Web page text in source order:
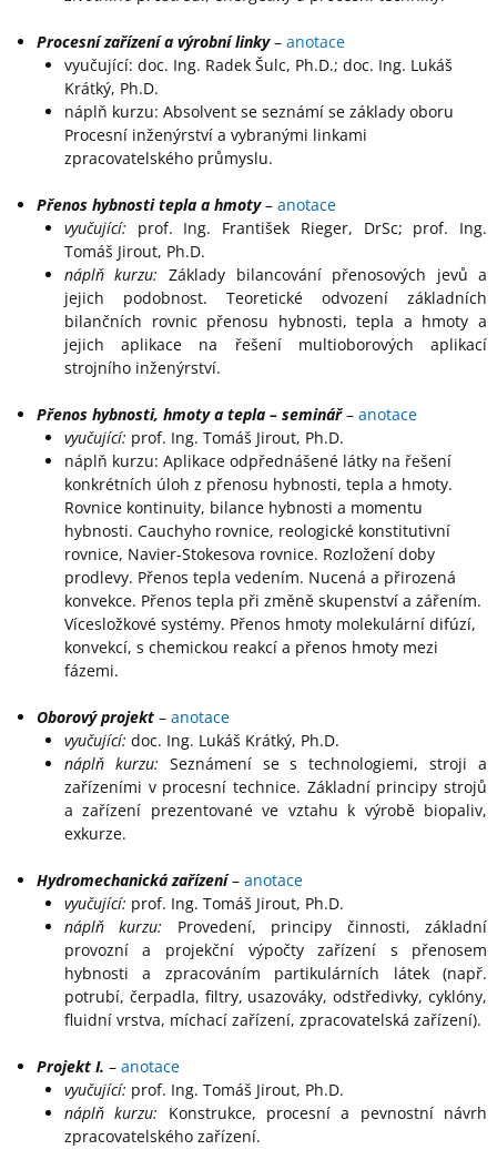
Procesní zařízení a výrobní linky–anotace
vyučující: doc. Ing. Radek Šulc, Ph.D.; doc. Ing. Lukáš
Krátký, Ph.D.
náplň kurzu: Absolvent se seznámí se základy oboru
Procesní inženýrství a vybranými linkami
zpracovatelského průmyslu.
Přenos hybnosti tepla a hmoty–anotace
vyučující: prof. Ing. František Rieger, DrSc; prof. Ing.
Tomáš Jirout, Ph.D.
náplň kurzu: Základy bilancování přenosových jevů a
jejich podobnost. Teoretické odvození základních
bilančních rovnic přenosu hybnosti, tepla a hmoty a
jejich aplikace na řešení multioborových aplikací
strojního inženýrství.
Přenos hybnosti, hmoty a tepla – seminář–anotace
vyučující: prof. Ing. Tomáš Jirout, Ph.D.
náplň kurzu: Aplikace odpřednášené látky na řešení
konkrétních úloh z přenosu hybnosti, tepla a hmoty.
Rovnice kontinuity, bilance hybnosti a momentu
hybnosti. Cauchyho rovnice, reologické konstitutivní
rovnice, Navier-Stokesova rovnice. Rozložení doby
prodlevy. Přenos tepla vedením. Nucená a přirozená
konvekce. Přenos tepla při změně skupenství a zářením.
Vícesložkové systémy. Přenos hmoty molekulární difúzí,
konvekcí, s chemickou reakcí a přenos hmoty mezi
fázemi.
Oborový projekt –anotace
vyučující: doc. Ing. Lukáš Krátký, Ph.D.
náplň kurzu: Seznámení se s technologiemi, stroji a
zařízeními v procesní technice. Základní principy strojů
a zařízení prezentované ve vztahu k výrobě biopaliv,
exkurze.
Hydromechanická zařízení–anotace
vyučující: prof. Ing. Tomáš Jirout, Ph.D.
náplň kurzu: Provedení, principy činnosti, základní
provozní a projekční výpočty zařízení s přenosem
hybnosti a zpracováním partikulárních látek (např.
potrubí, čerpadla, filtry, usazováky, odstředivky, cyklóny,
fluidní vrstva, míchací zařízení, zpracovatelská zařízení).
Projekt I. –anotace
vyučující: prof. Ing. Tomáš Jirout, Ph.D.
náplň kurzu: Konstrukce, procesní a pevnostní návrh
zpracovatelského zařízení.